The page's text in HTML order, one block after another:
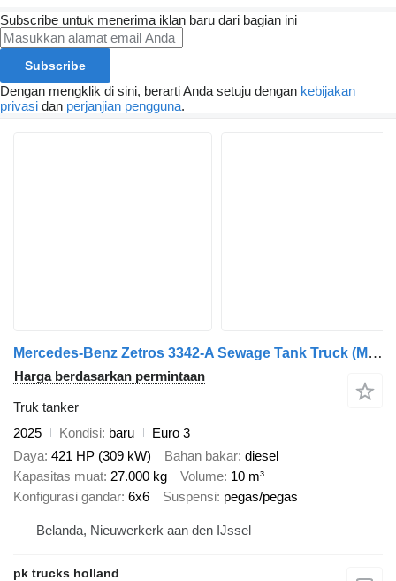
Subscribe untuk menerima iklan baru dari bagian ini
Subscribe
Dengan mengklik di sini, berarti Anda setuju dengan kebijakan
privasi dan perjanjian pengguna.
Mercedes-Benz Zetros 3342-A Sewage Tank Truck (ME5381)
Harga berdasarkan permintaan
Truk tanker
2025
Kondisi baru
Euro 3
Daya 421 HP (309 kW) Bahan bakar diesel
Kapasitas muat 27.000 kg Volume 10 m³
Konfigurasi gandar 6x6 Suspensi pegas/pegas
Belanda, Nieuwerkerk aan den IJssel
pk trucks holland